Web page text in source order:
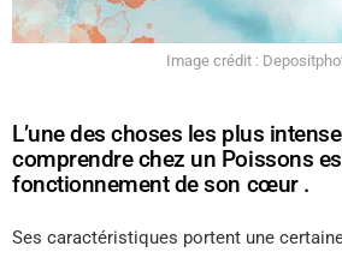
Image crédit :
L’une des choses les plus
comprendre chez un Poissons
fonctionnement de son cœur .
Ses caractéristiques portent une